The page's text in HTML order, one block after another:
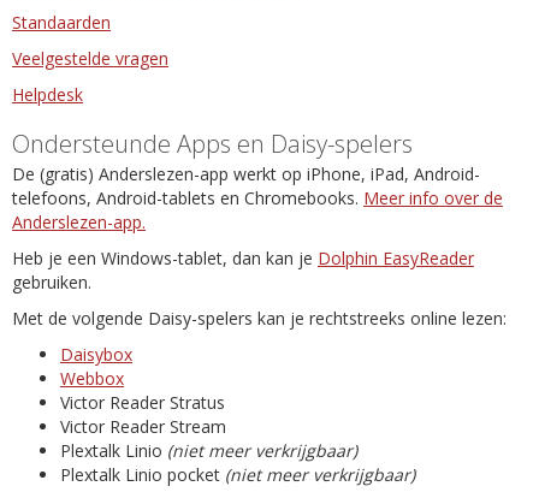
Standaarden
Veelgestelde vragen
Helpdesk
Ondersteunde Apps en Daisy-spelers
De (gratis) Anderslezen-app werkt op iPhone, iPad, Android-
telefoons, Android-tablets en Chromebooks. Meer info over de
Anderslezen-app.
Heb je een Windows-tablet, dan kan je Dolphin EasyReader
gebruiken.
Met de volgende Daisy-spelers kan je rechtstreeks online lezen:
Daisybox
Webbox
Victor Reader Stratus
Victor Reader Stream
Plextalk Linio (niet meer verkrijgbaar)
Plextalk Linio pocket (niet meer verkrijgbaar)